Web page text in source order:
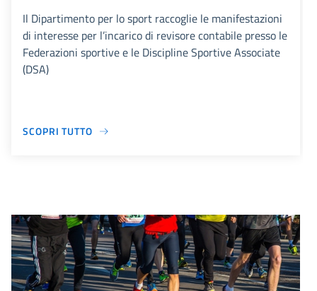
Il Dipartimento per lo sport raccoglie le manifestazioni
di interesse per l’incarico di revisore contabile presso le
Federazioni sportive e le Discipline Sportive Associate
(DSA)
SCOPRI TUTTO